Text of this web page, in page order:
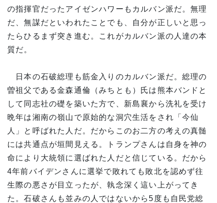
の指揮官だったアイゼンハワーもカルバン派だ。無理
だ、無謀だといわれたことでも、自分が正しいと思っ
たらひるまず突き進む。これがカルバン派の人達の本
質だ。
日本の石破総理も筋金入りのカルバン派だ。総理の
曽祖父である金森通倫（みちとも）氏は熊本バンドと
して同志社の礎を築いた方で、新島襄から洗礼を受け
晩年は湘南の嶺山で原始的な洞穴生活をされ「今仙
人」と呼ばれた人だ。だからこのお二方の考えの真髄
には共通点が垣間見える。トランプさんは自身を神の
命により大統領に選ばれた人だと信じている。だから
4年前バイデンさんに選挙で敗れても敗北を認めず往
生際の悪さが目立ったが、執念深く這い上がってき
た。石破さんも並みの人ではないから5度も自民党総